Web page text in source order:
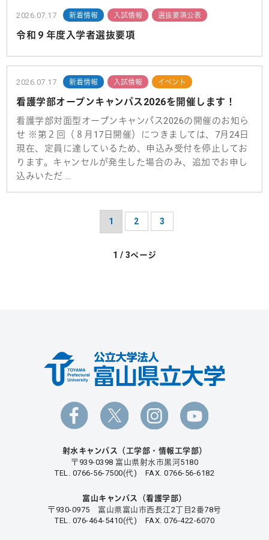
2026.07.17 新着情報 入試情報 選抜要項公表
令和９年度入学者選抜要項
2026.07.17 新着情報 入試情報 イベント
看護学部オープンキャンパス2026を開催します！
看護学部対面型オープンキャンパス2026の開催のお知ら
せ ※第２回（８月17日開催）につきましては、7月24日
現在、定員に達しているため、申込み受付を停止してお
ります。キャンセルが発生した場合のみ、追加でお申し
込みいただ …
1 2 3
1 / 3ページ
射水キャンパス（工学部・情報工学部）
〒939-0398 富山県射水市黒河5180
TEL. 0766-56-7500(代) FAX. 0766-56-6182
富山キャンパス（看護学部）
〒930-0975 富山県富山市西長江2丁目2番78号
TEL. 076-464-5410(代) FAX. 076-422-6070